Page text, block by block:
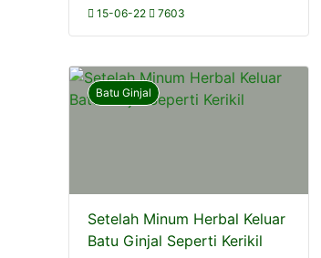
15-06-22 7603
Batu Ginjal
Setelah Minum Herbal Keluar
Batu Ginjal Seperti Kerikil